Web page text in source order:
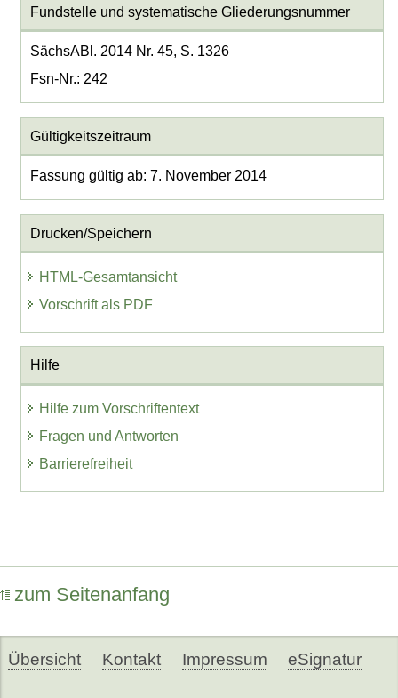
Fundstelle und systematische Gliederungsnummer
SächsABl. 2014 Nr. 45, S. 1326
Fsn-Nr.: 242
Gültigkeitszeitraum
Fassung gültig ab: 7. November 2014
Drucken/Speichern
HTML-Gesamtansicht
Vorschrift als PDF
Hilfe
Hilfe zum Vorschriftentext
Fragen und Antworten
Barrierefreiheit
zum Seitenanfang
Übersicht Kontakt Impressum eSignatur